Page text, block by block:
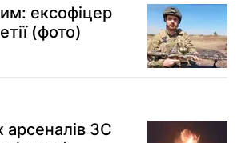
ексофіцер
(фото)
арсеналів ЗС